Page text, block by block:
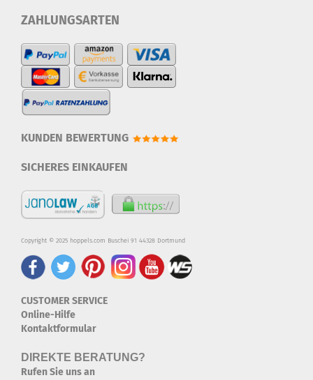
ZAHLUNGSARTEN
KUNDEN BEWERTUNG
SICHERES EINKAUFEN
Copyright © 2025 hoppels.com Buschei 91 44328 Dortmund
CUSTOMER SERVICE
Online-Hilfe
Kontaktformular
DIREKTE BERATUNG?
Rufen Sie uns an